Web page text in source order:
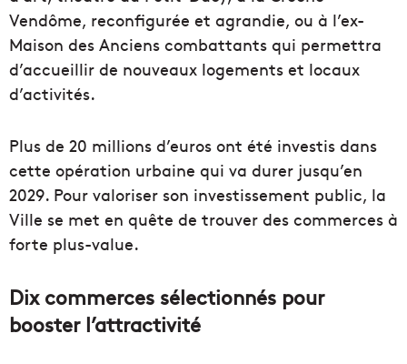
Vendôme, reconfigurée et agrandie, ou à l’ex-
Maison des Anciens combattants qui permettra
d’accueillir de nouveaux logements et locaux
d’activités.
Plus de 20 millions d’euros ont été investis dans
cette opération urbaine qui va durer jusqu’en
2029. Pour valoriser son investissement public, la
Ville se met en quête de trouver des commerces à
forte plus-value.
Dix commerces sélectionnés pour
booster l’attractivité